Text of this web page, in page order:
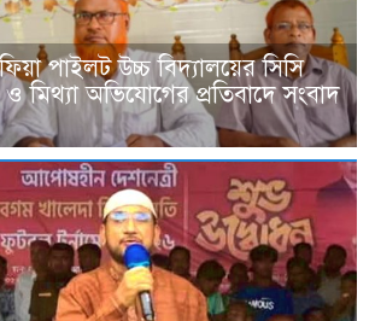
পাইলট উচ্চ বিদ্যালয়ের সিসি
ও মিথ্যা অভিযোগের প্রতিবাদে সংবাদ